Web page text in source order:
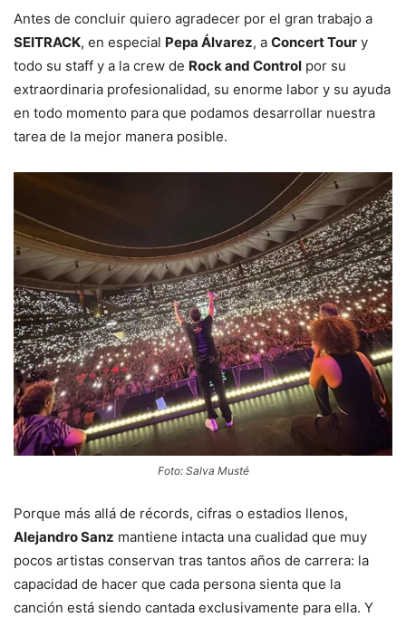
Antes de concluir quiero agradecer por el gran trabajo a
SEITRACK, en especial Pepa Álvarez, a Concert Tour y
todo su staff y a la crew de Rock and Control por su
extraordinaria profesionalidad, su enorme labor y su ayuda
en todo momento para que podamos desarrollar nuestra
tarea de la mejor manera posible.
Foto: Salva Musté
Porque más allá de récords, cifras o estadios llenos,
Alejandro Sanz mantiene intacta una cualidad que muy
pocos artistas conservan tras tantos años de carrera: la
capacidad de hacer que cada persona sienta que la
canción está siendo cantada exclusivamente para ella. Y